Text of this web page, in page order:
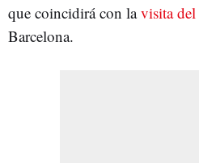
que coincidirá con lavisita del
Barcelona.